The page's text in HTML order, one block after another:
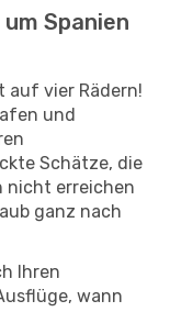
Spanien
auf vier Rädern!
und
Schätze, die
nicht erreichen
ganz nach
Ihren
wann